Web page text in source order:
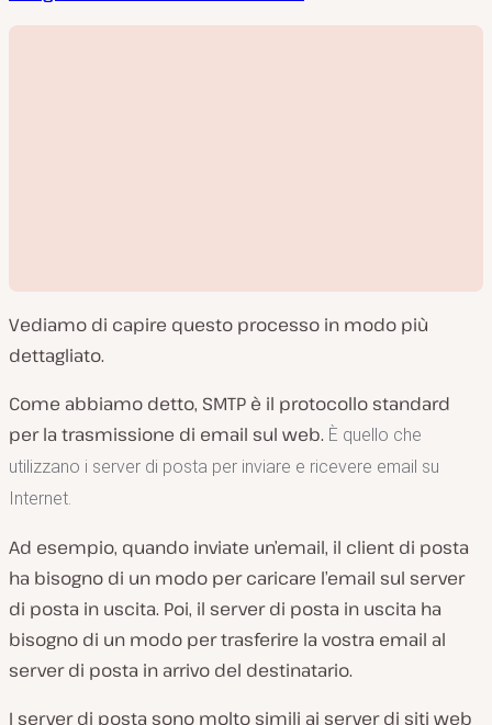
R
p
c
v
d
o
Vediamo di capire questo processo in modo più
dettagliato.
Come abbiamo detto, SMTP è il protocollo standard
per la trasmissione di email sul web. È quello che
utilizzano i server di posta per inviare e ricevere email su
Internet.
Ad esempio, quando inviate un’email, il client di posta
ha bisogno di un modo per caricare l’email sul server
di posta in uscita. Poi, il server di posta in uscita ha
bisogno di un modo per trasferire la vostra email al
server di posta in arrivo del destinatario.
I server di posta sono molto simili ai server di siti web